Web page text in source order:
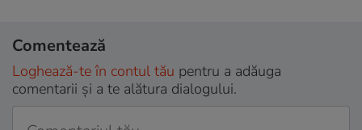
Comentează
Loghează-te în contul tău pentru a adăuga
comentarii și a te alătura dialogului.